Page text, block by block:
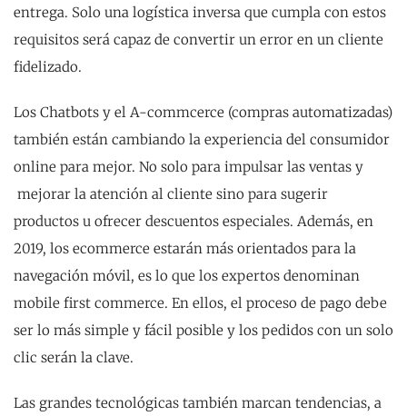
entrega. Solo una logística inversa que cumpla con estos
requisitos será capaz de convertir un error en un cliente
fidelizado.
Los Chatbots y el A-commcerce (compras automatizadas)
también están cambiando la experiencia del consumidor
online para mejor. No solo para impulsar las ventas y
mejorar la atención al cliente sino para sugerir
productos u ofrecer descuentos especiales. Además, en
2019, los ecommerce estarán más orientados para la
navegación móvil, es lo que los expertos denominan
mobile first commerce. En ellos, el proceso de pago debe
ser lo más simple y fácil posible y los pedidos con un solo
clic serán la clave.
Las grandes tecnológicas también marcan tendencias, a